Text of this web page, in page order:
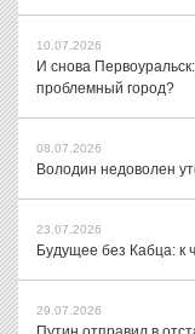
10.07.2026
И снова
проблемный город?
08.07.2026
Володин недоволен
23.07.2026
Будущее без Кабца: к
29.07.2026